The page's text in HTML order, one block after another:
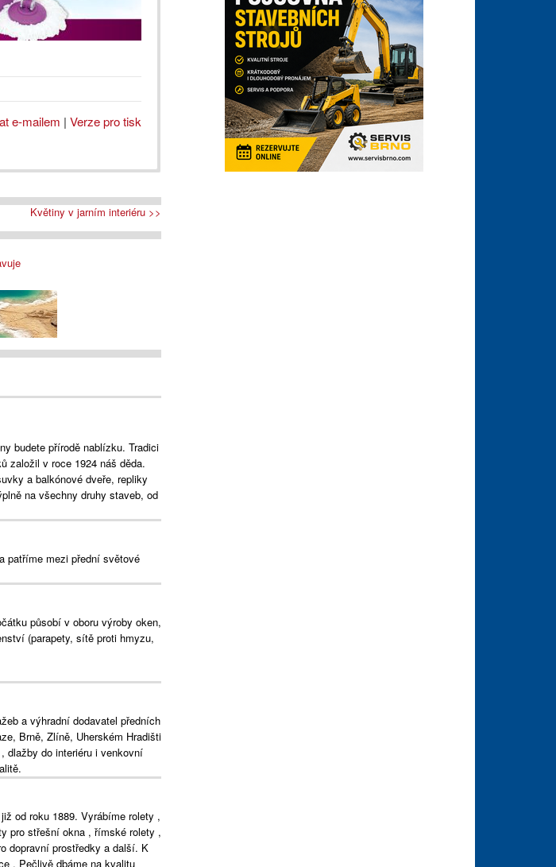
e-mailem | Verze pro tisk
Květiny v jarním interiéru >>
budete přírodě nablízku. Tradici
založil v roce 1924 náš děda.
a balkónové dveře, repliky
na všechny druhy staveb, od
patříme mezi přední světové
působí v oboru výroby oken,
(parapety, sítě proti hmyzu,
a výhradní dodavatel předních
Brně, Zlíně, Uherském Hradišti
dlažby do interiéru i venkovní
od roku 1889. Vyrábíme rolety ,
pro střešní okna , římské rolety ,
dopravní prostředky a další. K
. Pečlivě dbáme na kvalitu